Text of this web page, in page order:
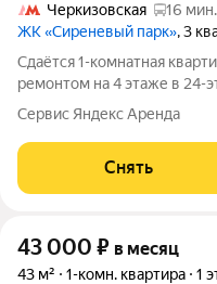
Черкизовская
16 мин.
ЖК «Сиреневый парк», 3
Сдаётся 1-комнатная
ремонтом на 4 этаже в 24-
этажей) на срок от 11
выходят во двор. В
пассажирский. Что
Сервис Яндекс Аренда
Снять
43 000 ₽ в месяц
43 м² 1-комн. квартира 1